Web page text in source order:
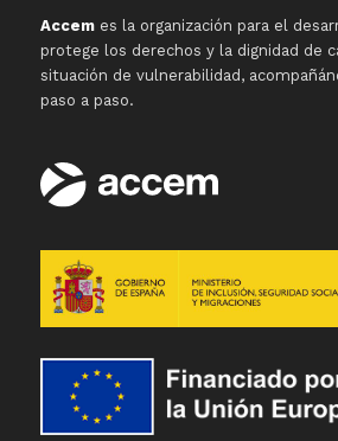
Accemes la organización para el
protege los derechos y la dignidad de
situación de vulnerabilidad,
paso a paso.